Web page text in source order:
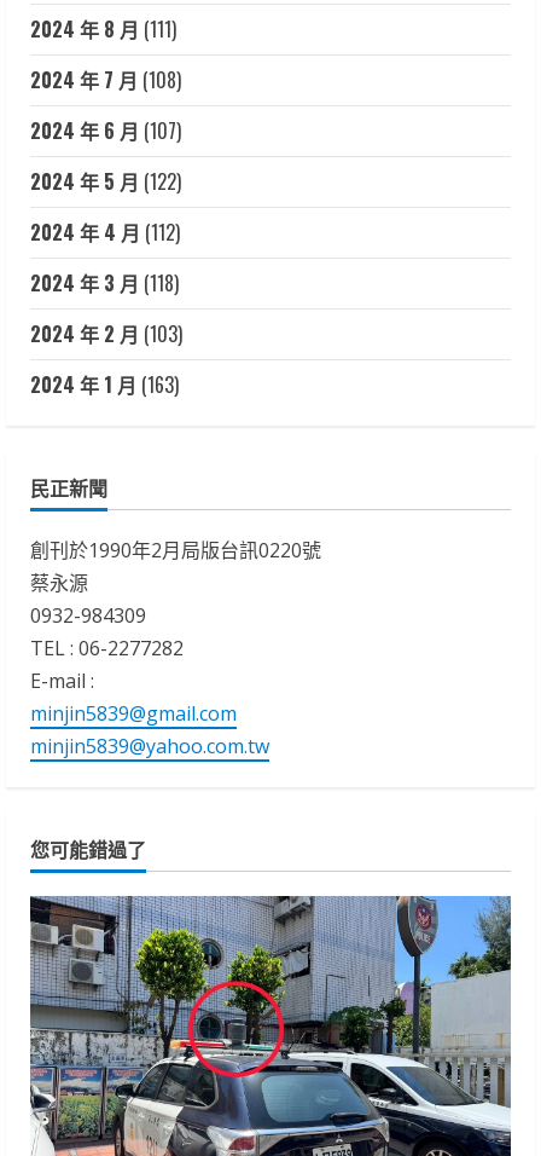
2024 年 8 月 (111)
2024 年 7 月 (108)
2024 年 6 月 (107)
2024 年 5 月 (122)
2024 年 4 月 (112)
2024 年 3 月 (118)
2024 年 2 月 (103)
2024 年 1 月 (163)
民正新聞
創刊於1990年2月局版台訊0220號
蔡永源
0932-984309
TEL : 06-2277282
E-mail :
minjin5839@gmail.com
minjin5839@yahoo.com.tw
您可能錯過了